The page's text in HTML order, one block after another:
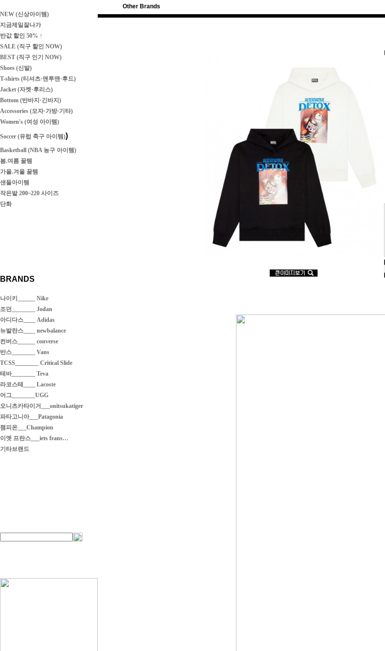
NEW (신상아이템)
지금제일잘나가
반값 할인 50% ↑
SALE (직구 할인 NOW)
BEST (직구 인기 NOW)
Shoes (신발)
T-shirts (티셔츠·맨투맨·후드)
Jacket (자켓·후리스)
Bottom (반바지·긴바지)
Accessories (모자·가방·기타)
Women's (여성 아이템)
Soccer (유럽 축구 아이템))
Basketball (NBA 농구 아이템)
봄.여름 꿀템
가을.겨울 꿀템
샌들아이템
작은발 200~220 사이즈
단화
BRANDS
나이키______ Nike
조던________ Jodan
아디다스____ Adidas
뉴발란스____ newbalance
컨버스______ converse
반스________ Vans
TCSS________ Critical Slide
테바________ Teva
라코스테____ Lacoste
어그________UGG
오니츠카타이거___onitsukatiger
파타고니아___Patagonia
챔피온___Champion
이엣 프란스___iets frans…
기타브랜드
Other Brands